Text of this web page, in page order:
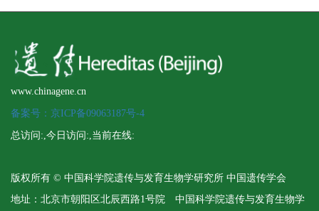
www.chinagene.cn
备案号：京ICP备09063187号-4
总访问:,今日访问:,当前在线:
版权所有 © 中国科学院遗传与发育生物学研究所 中国遗传学会
地址：北京市朝阳区北辰西路1号院 中国科学院遗传与发育生物学